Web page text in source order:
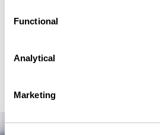
Functional
Analytical
Marketing